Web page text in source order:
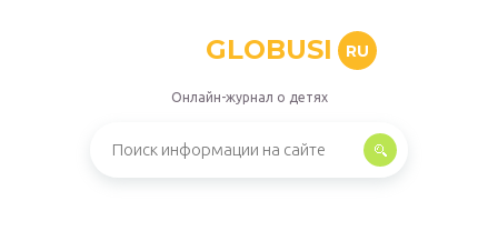
GLOBUSI RU
Онлайн-журнал о детях